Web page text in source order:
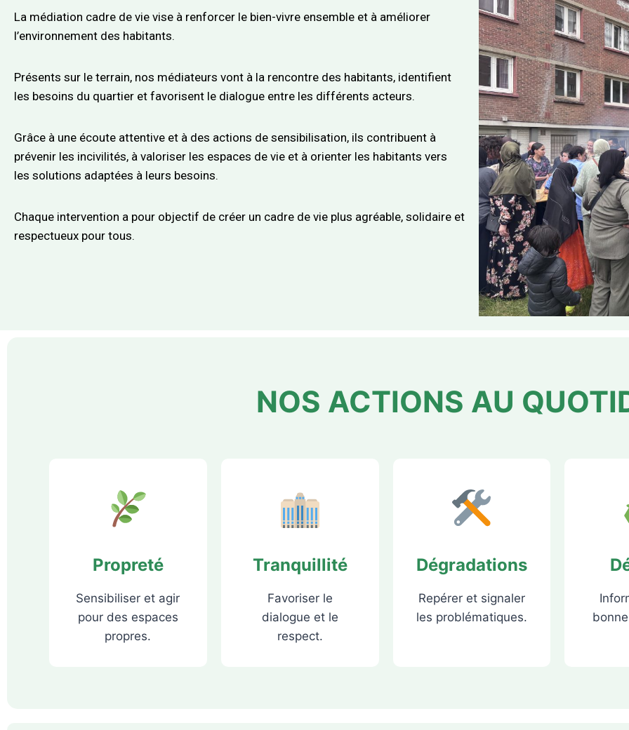
La médiation cadre de vie vise à renforcer le bien-vivre ensemble et à améliorer
l’environnement des habitants.
Présents sur le terrain, nos médiateurs vont à la rencontre des habitants, identifient
les besoins du quartier et favorisent le dialogue entre les différents acteurs.
Grâce à une écoute attentive et à des actions de sensibilisation, ils contribuent à
prévenir les incivilités, à valoriser les espaces de vie et à orienter les habitants vers
les solutions adaptées à leurs besoins.
Chaque intervention a pour objectif de créer un cadre de vie plus agréable, solidaire et
respectueux pour tous.
NOS ACTIONS AU
Propreté
Sensibiliser et agir
pour des espaces
propres.
Tranquillité
Favoriser le
dialogue et le
respect.
Dégradations
Repérer et signaler
les problématiques.